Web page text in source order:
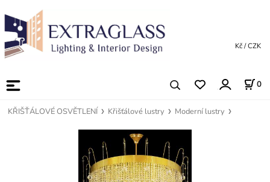
0
Kč / CZK
KŘIŠŤÁLOVÉ OSVĚTLENÍ Křišťálové lustry Moderní lustry